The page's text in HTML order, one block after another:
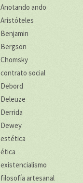
Anotando ando
Aristóteles
Benjamin
Bergson
Chomsky
contrato social
Debord
Deleuze
Derrida
Dewey
estética
ética
existencialismo
filosofía artesanal